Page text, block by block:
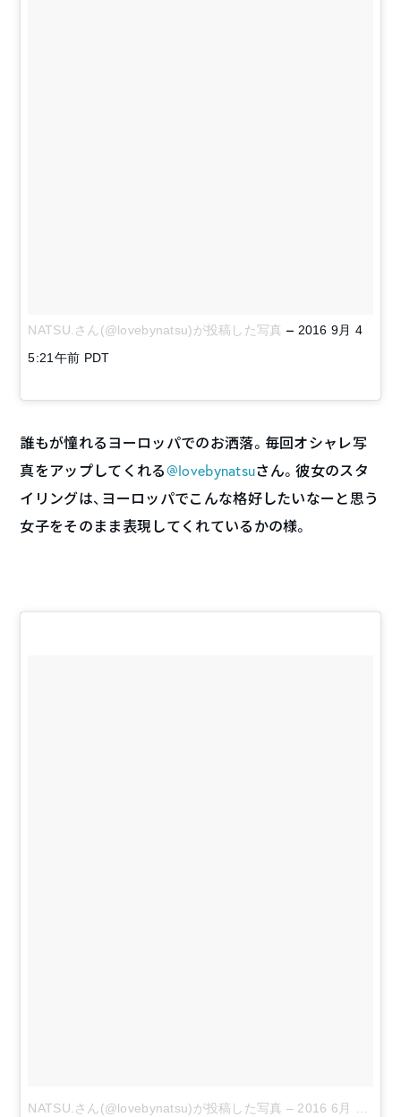
NATSU.さん(@lovebynatsu)が投稿した写真 – 2016 9月 4
5:21午前 PDT
誰もが憧れるヨーロッパでのお洒落。毎回オシャレ写
真をアップしてくれる@lovebynatsuさん。彼女のスタ
イリングは、ヨーロッパでこんな格好したいなーと思う
女子をそのまま表現してくれているかの様。
NATSU.さん(@lovebynatsu)が投稿した写真 – 2016 6月 23 3:53午前 PDT